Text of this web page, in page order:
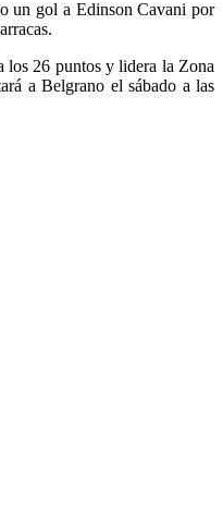
un gol a Edinson Cavani por
los 26 puntos y lidera la Zona
a Belgrano el sábado a las